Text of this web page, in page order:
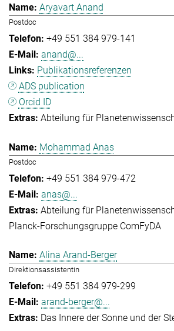
Aryavart Anand
Postdoc
+49 551 384 979-141
anand@...
Publikationsreferenzen
ADS publication
Orcid ID
Abteilung für
Mohammad Anas
Postdoc
+49 551 384 979-472
anas@...
Abteilung für
Planck-Forschungsgruppe ComFyDA
Alina Arand-Berger
Direktionsassistentin
+49 551 384 979-299
arand-berger@...
Das Innere der Sonne und der